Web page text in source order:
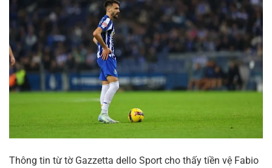
Thông tin từ tờ Gazzetta dello Sport cho thấy tiền vệ Fabio